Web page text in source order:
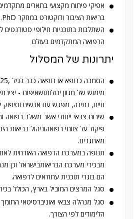
אפיקי פיתוח מקצועי בתארים
בריאות הציבור ודוקטורט במחקר PhD.
השתלבות בתוכניות חילופי סטודנטים
הרפואה המתקדמים בעולם
יתרונות של המסלול
מימוש של מגוון יכולותושאיפות -
חיים, נתינה, מפגש עם אנשים וסיפוק
שירות צבאי ייחודי אשר משלב
פיקוד על צוותי רפואהוניהול בריאות
מאתגרים.
תנופה במערכת הרפואה האזרחית
מבכירי מערכת הבריאותבישראל וכן
הם בוגרי תוכנית עתודאים לרפואה.
סגל המרצים המוביל בארץ, הכולל
סגל מנהלה צבאי ואוניברסיטאי
הלימודים לפי הצורך.